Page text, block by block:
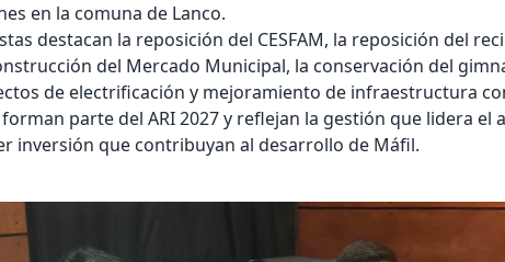
en la comuna de Lanco.
destacan la reposición del CESFAM, la reposición del
del Mercado Municipal, la conservación del
de electrificación y mejoramiento de infraestructura
parte del ARI 2027 y reflejan la gestión que lidera el
inversión que contribuyan al desarrollo de Máfil.